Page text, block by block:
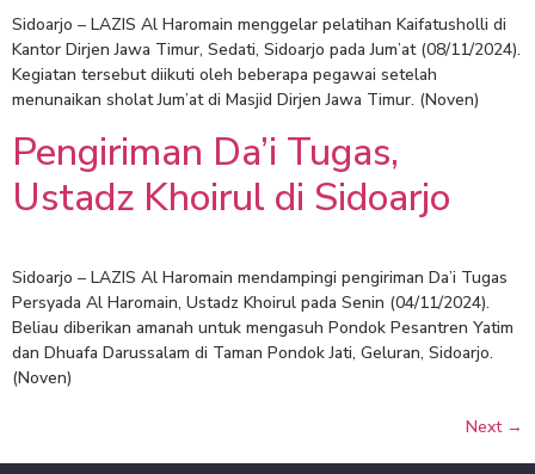
Sidoarjo – LAZIS Al Haromain menggelar pelatihan Kaifatusholli di
Kantor Dirjen Jawa Timur, Sedati, Sidoarjo pada Jum’at (08/11/2024).
Kegiatan tersebut diikuti oleh beberapa pegawai setelah
menunaikan sholat Jum’at di Masjid Dirjen Jawa Timur. (Noven)
Pengiriman Da’i Tugas,
Ustadz Khoirul di Sidoarjo
Sidoarjo – LAZIS Al Haromain mendampingi pengiriman Da’i Tugas
Persyada Al Haromain, Ustadz Khoirul pada Senin (04/11/2024).
Beliau diberikan amanah untuk mengasuh Pondok Pesantren Yatim
dan Dhuafa Darussalam di Taman Pondok Jati, Geluran, Sidoarjo.
(Noven)
Next →